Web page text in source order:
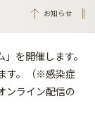
お知らせ
を開催します。
す。（※感染症
ンライン配信の